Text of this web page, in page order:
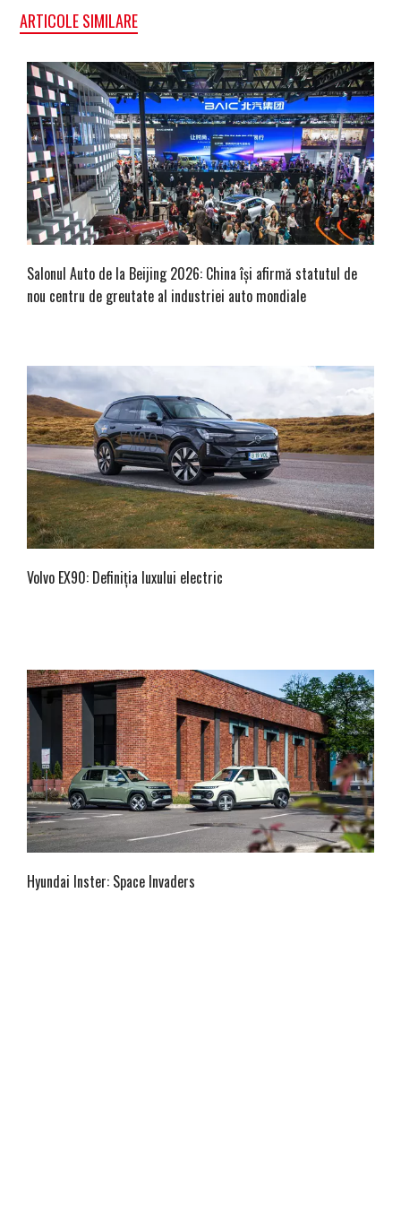
ARTICOLE SIMILARE
Salonul Auto de la Beijing 2026: China își afirmă statutul de
nou centru de greutate al industriei auto mondiale
Volvo EX90: Definiția luxului electric
Hyundai Inster: Space Invaders